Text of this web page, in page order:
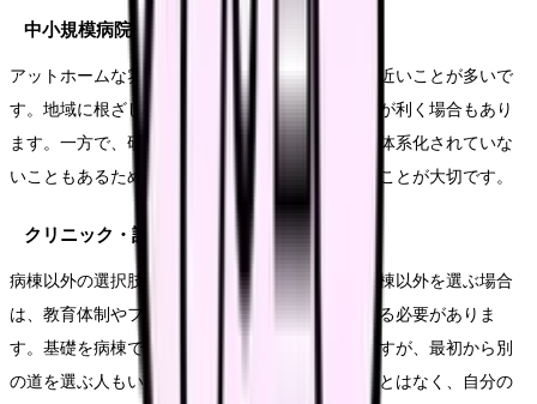
中小規模病院・地域の病院
アットホームな雰囲気で、スタッフ同士の距離が近いことが多いで
す。地域に根ざした医療を経験でき、配属の融通が利く場合もあり
ます。一方で、研修プログラムが大規模病院ほど体系化されていな
いこともあるため、教育体制を具体的に確認することが大切です。
クリニック・訪問看護・介護施設など
病棟以外の選択肢もあります。ただし、新卒で病棟以外を選ぶ場合
は、教育体制やフォロー体制を特に丁寧に確認する必要がありま
す。基礎を病棟で身につけてから移る人も多いですが、最初から別
の道を選ぶ人もいます。どちらが正しいということはなく、自分の